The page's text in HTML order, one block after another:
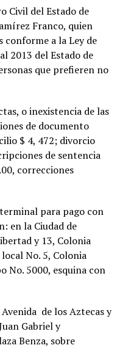
Civil del Estado de
Franco, quien
conforme a la Ley de
2013 del Estado de
que prefieren no
o inexistencia de las
de documento
$ 4, 472; divorcio
de sentencia
correcciones
para pago con
en la Ciudad de
y 13, Colonia
No. 5, Colonia
No. 5000, esquina con
de los Aztecas y
Gabriel y
Benza, sobre